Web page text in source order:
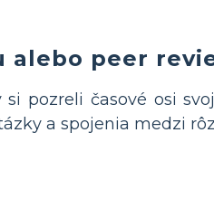
alebo peer
si pozreli časové osi
a spojenia medzi